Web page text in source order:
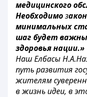
медицинского
Необходимоз
минимальных
шаг будет
здоровья нации.»
Наш Елбасы
путь развития
жителям
в жизнь идеи, в